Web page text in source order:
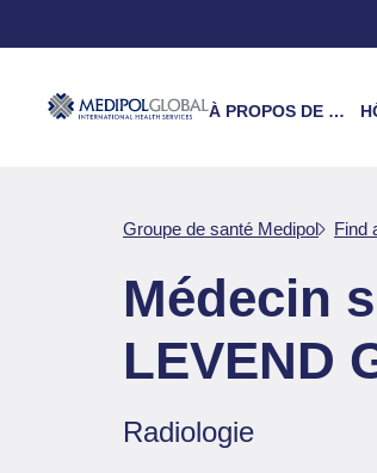
À PROPOS DE NOUS
Groupe de santé Medipol Find
Médecin
LEVEND
Radiologie